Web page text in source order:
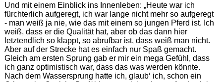
Und mit einem Einblick ins Innenleben: „Heute war ich
fürchterlich aufgeregt, ich war lange nicht mehr so aufgeregt
- man weiß ja nie, wie das mit einem so jungen Pferd ist. Ich
weiß, dass er die Qualität hat, aber ob das dann hier
letztendlich so klappt, so abrufbar ist, dass weiß man nicht.
Aber auf der Strecke hat es einfach nur Spaß gemacht.
Gleich am ersten Sprung gab er mir ein mega Gefühl, dass
ich ganz optimistisch war, dass das was werden könnte.
Nach dem Wassersprung hatte ich, glaub‘ ich, schon ein